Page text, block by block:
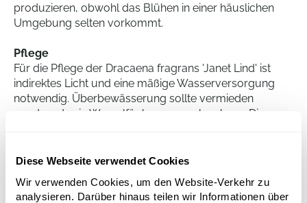
Diese Webseite verwendet Cookies
Wir verwenden Cookies, um den Website-Verkehr zu
analysieren. Darüber hinaus teilen wir Informationen über
produzieren, obwohl das Blühen in einer häuslichen
Umgebung selten vorkommt.
Pflege
Für die Pflege der Dracaena fragrans 'Janet Lind' ist
indirektes Licht und eine mäßige Wasserversorgung
notwendig. Überbewässerung sollte vermieden
werden, da sie Wurzelfäule verursachen kann. Die
ist es wichtig zu beachten, dass diese Pflanze einige
anzupassen.